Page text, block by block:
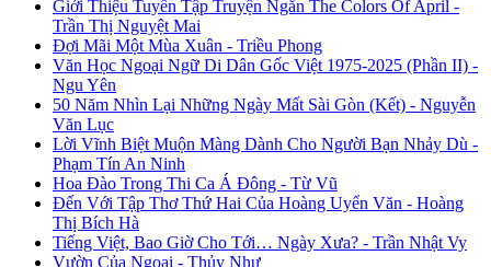
Giới Thiệu Tuyển Tập Truyện Ngắn The Colors Of April -
Trần Thị Nguyệt Mai
Đợi Mãi Một Mùa Xuân - Triều Phong
Văn Học Ngoại Ngữ Di Dân Gốc Việt 1975-2025 (Phần II) -
Ngu Yên
50 Năm Nhìn Lại Những Ngày Mất Sài Gòn (Kết) - Nguyễn
Văn Lục
Lời Vĩnh Biệt Muộn Màng Dành Cho Người Bạn Nhảy Dù -
Phạm Tín An Ninh
Hoa Đào Trong Thi Ca Á Đông - Từ Vũ
Đến Với Tập Thơ Thứ Hai Của Hoàng Uyển Văn - Hoàng
Thị Bích Hà
Tiếng Việt, Bao Giờ Cho Tới… Ngày Xưa? - Trần Nhật Vy
Vườn Của Ngoại - Thủy Như